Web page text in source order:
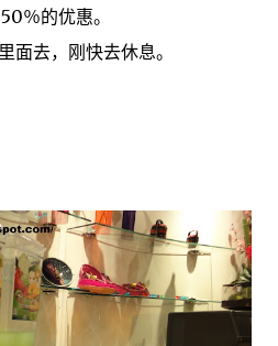
50％的优惠。
里面去，刚 快去休息。